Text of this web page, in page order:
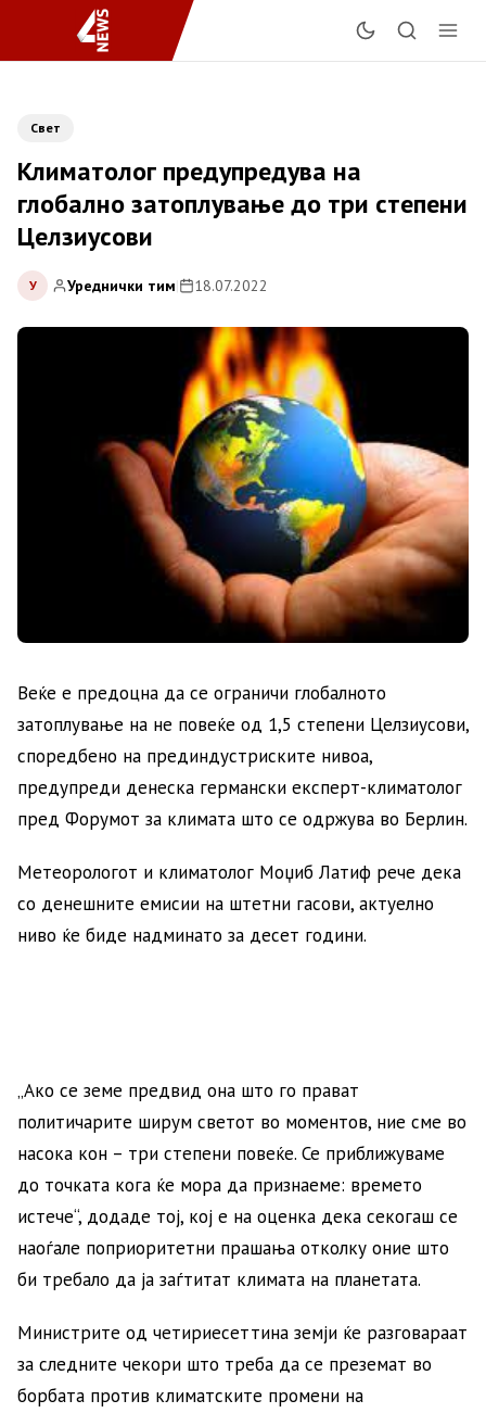
Свет
Климатолог предупредува на
глобално затоплување до три степени
Целзиусови
У Уреднички тим| 18.07.2022
Веќе е предоцна да се ограничи глобалното
затоплување на не повеќе од 1,5 степени Целзиусови,
споредбено на прединдустриските нивоа,
предупреди денеска германски експерт-климатолог
пред Форумот за климата што се одржува во Берлин.
Метеорологот и климатолог Моџиб Латиф рече дека
со денешните емисии на штетни гасови, актуелно
ниво ќе биде надминато за десет години.
„Ако се земе предвид она што го прават
политичарите ширум светот во моментов, ние сме во
насока кон – три степени повеќе. Се приближуваме
до точката кога ќе мора да признаеме: времето
истече“, додаде тој, кој е на оценка дека секогаш се
наоѓале поприоритетни прашања отколку оние што
би требало да ја заѓтитат климата на планетата.
Министрите од четириесеттина земји ќе разговараат
за следните чекори што треба да се преземат во
борбата против климатските промени на